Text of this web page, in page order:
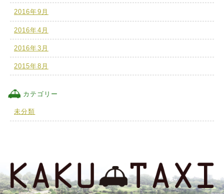
2016年9月
2016年4月
2016年3月
2015年8月
カテゴリー
未分類